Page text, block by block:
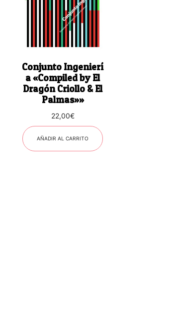
Conjunto Ingenier​í​
a «Compiled by El
Drag​ó​n Criollo & El
Palmas»»
22,00€
AÑADIR AL CARRITO